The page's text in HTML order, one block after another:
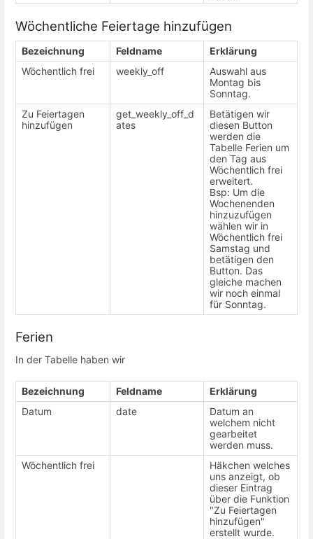
Wöchentliche Feiertage hinzufügen
Bezeichnung Feldname
Erklärung
Wöchentlich frei
weekly_off
Auswahl aus
Montag bis
Sonntag.
Zu Feiertagen
hinzufügen
get_weekly_off_d
ates
Betätigen wir
diesen Button
werden die
Tabelle Ferien um
den Tag aus
Wöchentlich frei
erweitert.
Bsp: Um die
Wochenenden
hinzuzufügen
wählen wir in
Wöchentlich frei
Samstag und
betätigen den
Button. Das
gleiche machen
wir noch einmal
für Sonntag.
Ferien
In der Tabelle haben wir
Bezeichnung Feldname
Erklärung
Datum
date
Datum an
welchem nicht
gearbeitet
werden muss.
Wöchentlich frei
Häkchen welches
uns anzeigt, ob
dieser Eintrag
über die Funktion
"Zu Feiertagen
hinzufügen"
erstellt wurde.